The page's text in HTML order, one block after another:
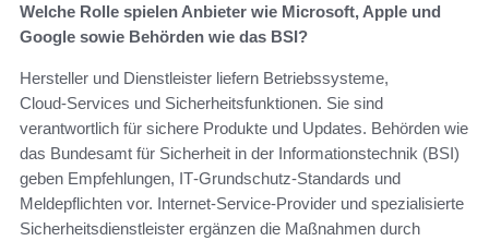
Welche Rolle spielen Anbieter wie Microsoft, Apple und
Google sowie Behörden wie das BSI?
Hersteller und Dienstleister liefern Betriebssysteme,
Cloud‑Services und Sicherheitsfunktionen. Sie sind
verantwortlich für sichere Produkte und Updates. Behörden wie
das Bundesamt für Sicherheit in der Informationstechnik (BSI)
geben Empfehlungen, IT‑Grundschutz‑Standards und
Meldepflichten vor. Internet‑Service‑Provider und spezialisierte
Sicherheitsdienstleister ergänzen die Maßnahmen durch